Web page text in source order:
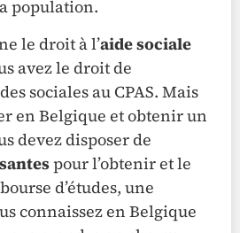
population.
le droit à l’aide sociale
avez le droit de
sociales au CPAS. Mais
en Belgique et obtenir un
devez disposer de
pour l’obtenir et le
d’études, une
connaissez en Belgique